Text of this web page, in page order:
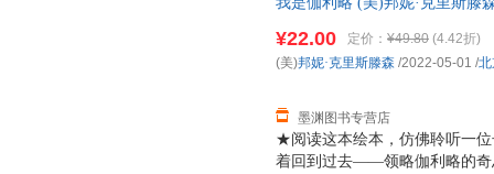
★阅读这本绘本，仿佛聆听一
着回到过去——领略伽利略的奇
¥22.00 定价： ¥49.80 (4.42折)
墨渊图书专营店
(美)邦妮·克里斯滕森 /2022-05-01 /